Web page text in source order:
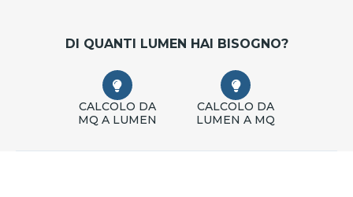
DI QUANTI LUMEN HAI BISOGNO?
CALCOLO DA
MQ A LUMEN
CALCOLO DA
LUMEN A MQ